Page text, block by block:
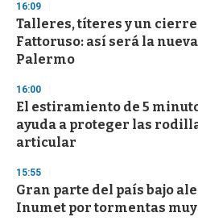
16:09
Talleres, títeres y un cierre
Fattoruso: así será la
Palermo
16:00
El estiramiento de 5
ayuda a proteger las
articular
15:55
Gran parte del país bajo
Inumet por tormentas